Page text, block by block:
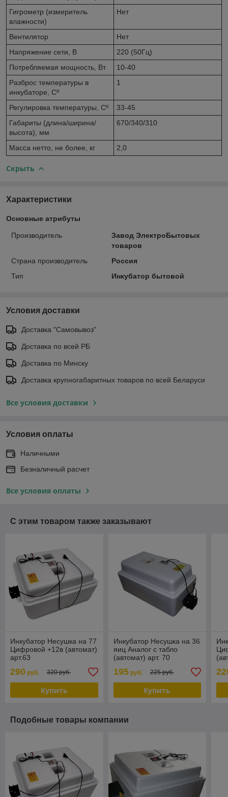
Гигрометр (измеритель
влажности)
Нет
Вентилятор
Нет
Напряжение сети, В
220 (50Гц)
Потребляемая мощность, Вт
10-40
Разброс температуры в
инкубаторе, Cº
1
Регулировка температуры, Cº
33-45
Габариты (длина/ширина/
высота), мм
670/340/310
Масса нетто, не более, кг 2,0
Скрыть
Характеристики
Основные атрибуты
Производитель
Завод ЭлектроБытовых
товаров
Страна производитель
Россия
Тип
Инкубатор бытовой
Условия доставки
Доставка "Самовывоз"
Доставка по всей РБ
Доставка по Минску
Доставка крупногабаритных товаров по всей Беларуси
Все условия доставки
Условия оплаты
Наличными
Безналичный расчет
Все условия оплаты
С этим товаром также заказывают
Инкубатор Несушка на 77
Цифровой +12в (автомат)
арт.63
290 руб. 320 руб.
Купить
Инкубатор Несушка на 36
яиц Аналог с табло
(автомат) арт. 70
195руб. 225 руб.
Купить
Подобные товары компании